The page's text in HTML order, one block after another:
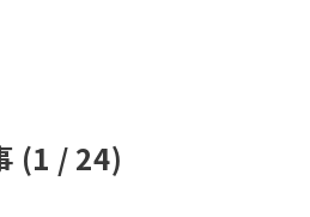
(1 / 24)